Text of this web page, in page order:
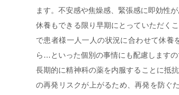
ます。不安感や焦燥感、緊張感に即効性
休養もできる限り早期にとっていただく
で患者様一人一人の状況に合わせて休
ら…といった個別の事情にも配慮しますの
長期的に精神科の薬を内服することに抵
の再発リスクが上がるため、再発を防ぐ